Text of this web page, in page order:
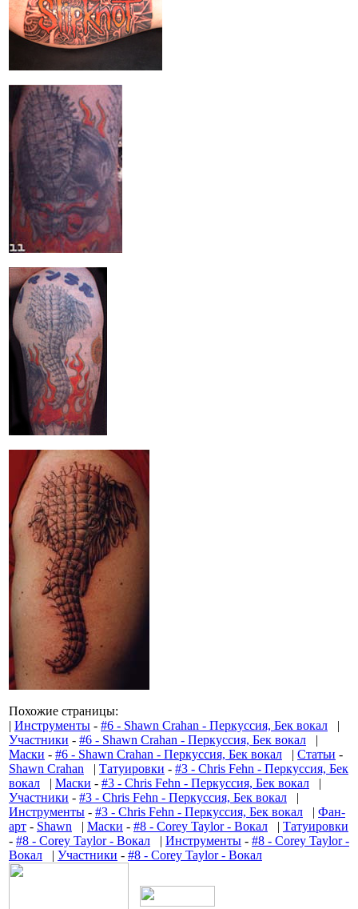
Похожие страницы:
| Инструменты - #6 - Shawn Crahan - Перкуссия, Бек вокал |
Участники - #6 - Shawn Crahan - Перкуссия, Бек вокал |
Маски - #6 - Shawn Crahan - Перкуссия, Бек вокал | Статьи -
Shawn Crahan | Татуировки - #3 - Chris Fehn - Перкуссия, Бек
вокал | Маски - #3 - Chris Fehn - Перкуссия, Бек вокал |
Участники - #3 - Chris Fehn - Перкуссия, Бек вокал |
Инструменты - #3 - Chris Fehn - Перкуссия, Бек вокал | Фан-
арт - Shawn | Маски - #8 - Corey Taylor - Вокал | Татуировки
- #8 - Corey Taylor - Вокал | Инструменты - #8 - Corey Taylor -
Вокал | Участники - #8 - Corey Taylor - Вокал